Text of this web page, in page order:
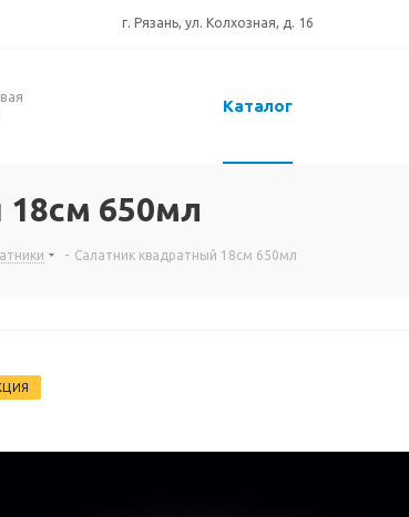
г. Рязань, ул. Колхозная, д. 16
Каталог
18см 650мл
- Салатник квадратный 18см 650мл